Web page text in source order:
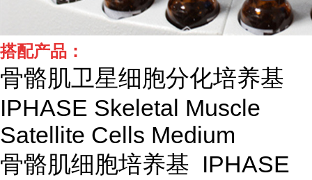
搭配产品：
骨骼肌卫星细胞分化培养基
IPHASE Skeletal Muscle
Satellite Cells Medium
骨骼肌细胞培养基 IPHASE